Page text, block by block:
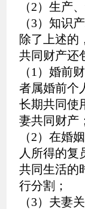
（2）生产
（3）知识
除了上述的
共同财产还
（1）婚前
者属婚前个
长期共同使
妻共同财产
（2）在婚
人所得的复
共同生活的
行分割；
（3）夫妻